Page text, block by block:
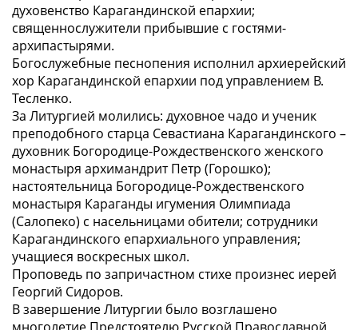
духовенство Карагандинской епархии;
священнослужители прибывшие с гостями-
архипастырями.
Богослужебные песнопения исполнил архиерейский
хор Карагандинской епархии под управлением В.
Тесленко.
За Литургией молились: духовное чадо и ученик
преподобного старца Севастиана Карагандинского –
духовник Богородице-Рождественского женского
монастыря архимандрит Петр (Горошко);
настоятельница Богородице-Рождественского
монастыря Караганды игумения Олимпиада
(Салопеко) с насельницами обители; сотрудники
Карагандинского епархиального управления;
учащиеся воскресных школ.
Проповедь по запричастном стихе произнес иерей
Георгий Сидоров.
В завершение Литургии было возглашено